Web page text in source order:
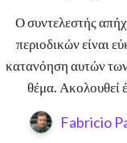
Ο συντελεστής
περιοδικών είναι
κατανόηση αυτών
θέμα. Ακολουθεί
Fabricio